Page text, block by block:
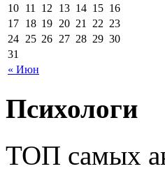
« Июн
10 11 12 13 14 15 16
17 18 19 20 21 22 23
24 25 26 27 28 29 30
31
Психологи
ТОП самых